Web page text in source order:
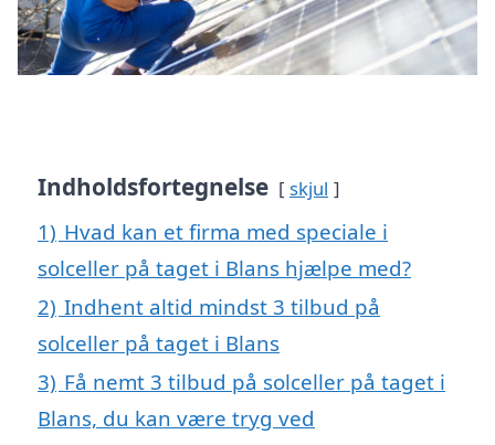
Indholdsfortegnelse skjul
1) Hvad kan et firma med speciale i
solceller på taget i Blans hjælpe med?
2) Indhent altid mindst 3 tilbud på
solceller på taget i Blans
3) Få nemt 3 tilbud på solceller på taget i
Blans, du kan være tryg ved